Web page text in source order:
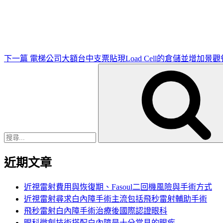
下一篇 電梯公司大額台中支票貼現Load Cell的倉儲並增加景觀
近期文章
近視雷射費用與恢復期、Fasoul二回機風險與手術方式
近視雷射尋求白內障手術主流包括飛秒雷射輔助手術
飛秒雷射白內障手術治療後國際認證眼科